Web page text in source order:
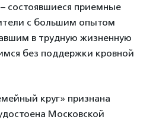
состоявшиеся приемные
с большим опытом
в трудную жизненную
без поддержки кровной
круг» признана
Московской